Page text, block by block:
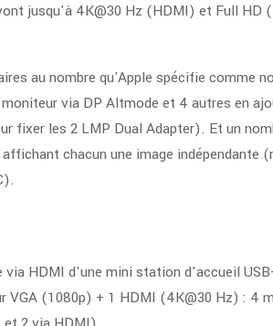
jusqu'à 4K@30 Hz (HDMI) et Full HD
au nombre qu'Apple spécifie comme
via DP Altmode et 4 autres en
fixer les 2 LMP Dual Adapter). Et un
chacun une image indépendante
HDMI d'une mini station d'accueil
VGA (1080p) + 1 HDMI (4K@30 Hz) : 4